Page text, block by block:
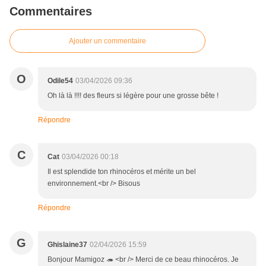
Commentaires
Ajouter un commentaire
O Odile54 03/04/2026 09:36
Oh là là !!!! des fleurs si légère pour une grosse bête !
Répondre
C Cat 03/04/2026 00:18
Il est splendide ton rhinocéros et mérite un bel
environnement.<br /> Bisous
Répondre
G Ghislaine37 02/04/2026 15:59
Bonjour Mamigoz 🦔 <br /> Merci de ce beau rhinocéros. Je